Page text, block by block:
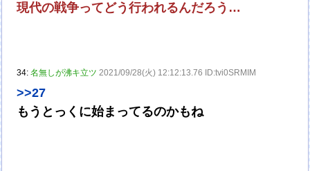
現代の戦争ってどう行われるんだろう…
34:名無しが沸キ立ツ 2021/09/28(火) 12:12:13.76 ID:tvi0SRMIM
>>27
もうとっくに始まってるのかもね